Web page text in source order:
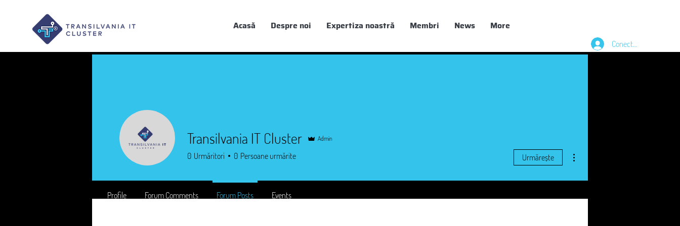
Conectează-te
Acasă Despre noi Expertiza noastră Membri News More
Transilvania IT Cluster Admin
0 Urmăritori 0 Persoane urmărite Urmărește
Profile Forum Comments Forum Posts Events